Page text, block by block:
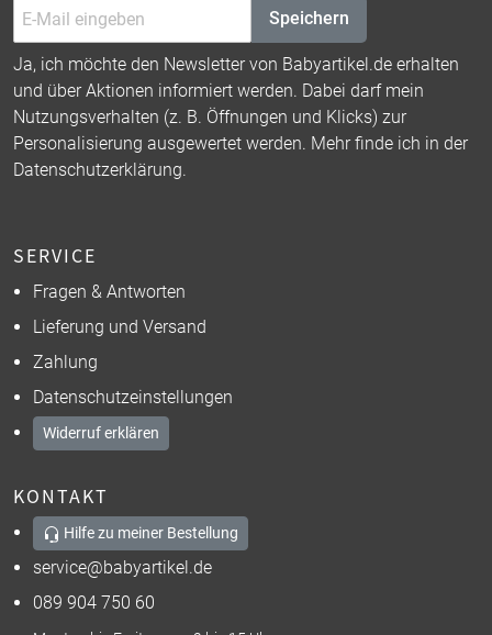
Speichern
Ja, ich möchte den Newsletter von Babyartikel.de erhalten
und über Aktionen informiert werden. Dabei darf mein
Nutzungsverhalten (z. B. Öffnungen und Klicks) zur
Personalisierung ausgewertet werden. Mehr finde ich in der
Datenschutzerklärung.
SERVICE
Fragen & Antworten
Lieferung und Versand
Zahlung
Datenschutzeinstellungen
Widerruf erklären
KONTAKT
Hilfe zu meiner Bestellung
service@babyartikel.de
089 904 750 60